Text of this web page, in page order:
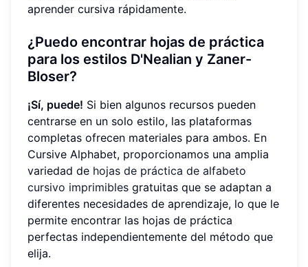
aprender cursiva rápidamente.
¿Puedo encontrar hojas de práctica
para los estilos D'Nealian y Zaner-
Bloser?
¡Sí, puede! Si bien algunos recursos pueden
centrarse en un solo estilo, las plataformas
completas ofrecen materiales para ambos. En
Cursive Alphabet, proporcionamos una amplia
variedad de hojas de práctica de alfabeto
cursivo imprimibles gratuitas que se adaptan a
diferentes necesidades de aprendizaje, lo que le
permite encontrar las hojas de práctica
perfectas independientemente del método que
elija.